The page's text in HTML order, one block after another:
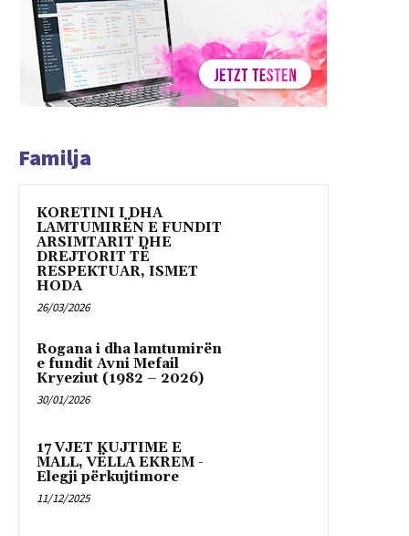
Familja
KORETINI I DHA
LAMTUMIRËN E FUNDIT
ARSIMTARIT DHE
DREJTORIT TË
RESPEKTUAR, ISMET
HODA
26/03/2026
Rogana i dha lamtumirën
e fundit Avni Mefail
Kryeziut (1982 – 2026)
30/01/2026
17 VJET KUJTIME E
MALL, VËLLA EKREM -
Elegji përkujtimore
11/12/2025